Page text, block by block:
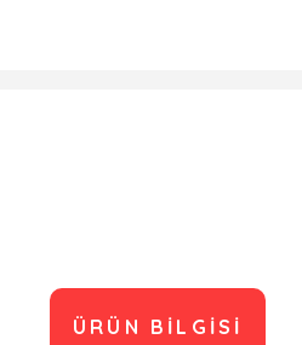
ÜRÜN BILGISI